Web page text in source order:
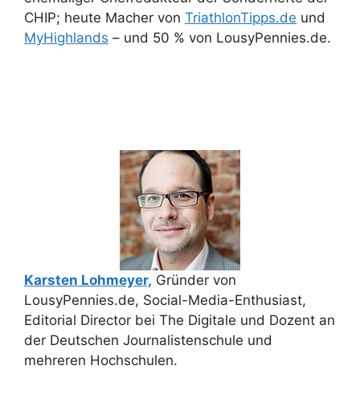
CHIP; heute Macher von TriathlonTipps.de und
MyHighlands – und 50 % von LousyPennies.de.
Karsten Lohmeyer, Gründer von
LousyPennies.de, Social-Media-Enthusiast,
Editorial Director bei The Digitale und Dozent an
der Deutschen Journalistenschule und
mehreren Hochschulen.